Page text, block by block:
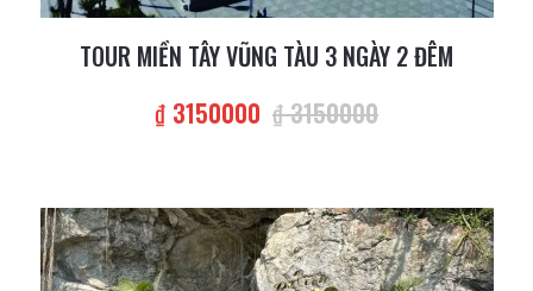
TOUR MIỀN TÂY VŨNG TÀU 3 NGÀY 2 ĐÊM
₫ 3150000 ₫ 3150000